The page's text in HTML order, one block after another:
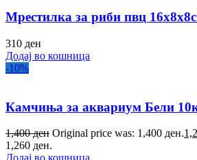
Мрестилка за риби пвц
310 ден
Додај во кошница
-10%
Камчиња за аквариум Бели
1,400ден Original price was: 1,400 ден.
1,260 ден.